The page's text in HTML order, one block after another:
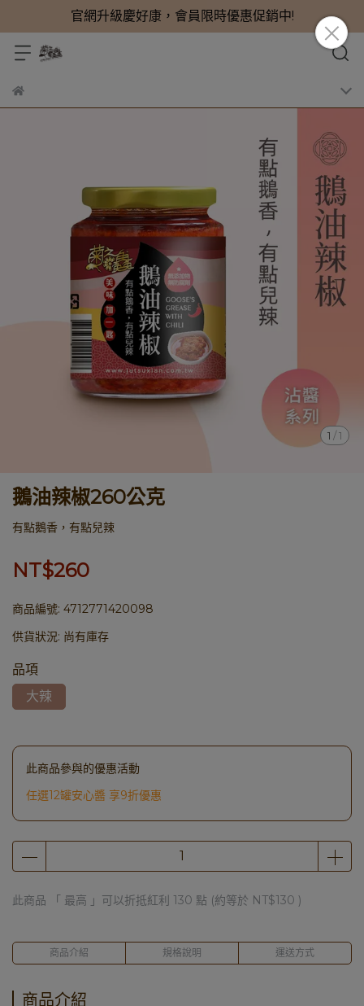
官網升級慶好康，會員限時優惠促銷中!
1 /1
鵝油辣椒260公克
有點鵝香，有點兒辣
NT$260
商品編號: 4712771420098
供貨狀況: 尚有庫存
品項
大辣
此商品參與的優惠活動
任選12罐安心醬 享9折優惠
此商品 「 最高 」可以折抵紅利 130 點 (約等於 NT$130 )
商品介紹 規格說明 運送方式
商品介紹